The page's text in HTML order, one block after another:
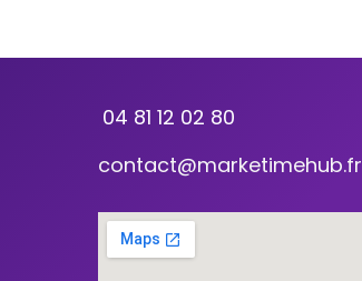
04 81 12 02 80
contact@marketimehub.fr